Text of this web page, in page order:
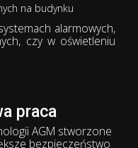
alarmowych,
czy w oświetleniu
praca
AGM stworzone
bezpieczeństwo